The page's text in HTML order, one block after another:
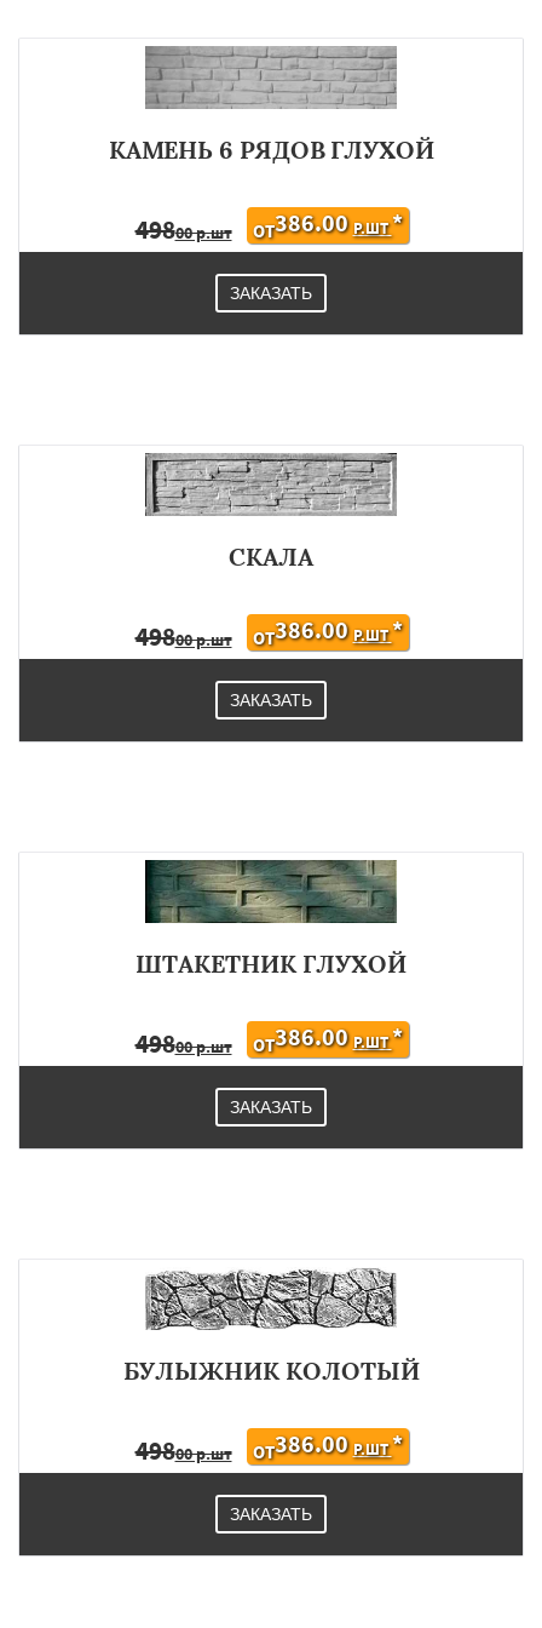
КАМЕНЬ 6 РЯДОВ ГЛУХОЙ
49800 р.шт ОТ386.00 Р.ШТ*
ЗАКАЗАТЬ
СКАЛА
49800 р.шт ОТ386.00 Р.ШТ*
ЗАКАЗАТЬ
ШТАКЕТНИК ГЛУХОЙ
49800 р.шт ОТ386.00 Р.ШТ*
ЗАКАЗАТЬ
БУЛЫЖНИК КОЛОТЫЙ
49800 р.шт ОТ386.00 Р.ШТ*
ЗАКАЗАТЬ